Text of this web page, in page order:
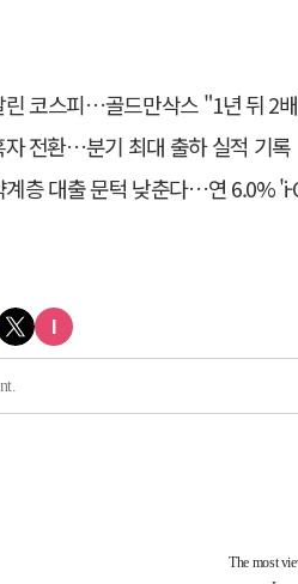
스피…골드만삭스 "1년 뒤 2배" 예상,
자 전환…분기 최대 출하 실적 기록
문턱 낮춘다…연 6.0% 'i-ONE 햇살론 특례보증' 비대